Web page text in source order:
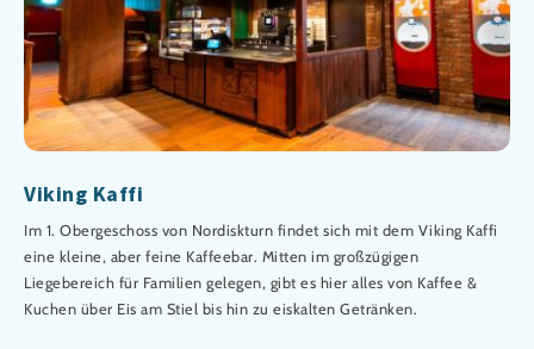
Viking Kaffi
Im 1. Obergeschoss von Nordiskturn findet sich mit dem Viking Kaffi
eine kleine, aber feine Kaffeebar. Mitten im großzügigen
Liegebereich für Familien gelegen, gibt es hier alles von Kaffee &
Kuchen über Eis am Stiel bis hin zu eiskalten Getränken.